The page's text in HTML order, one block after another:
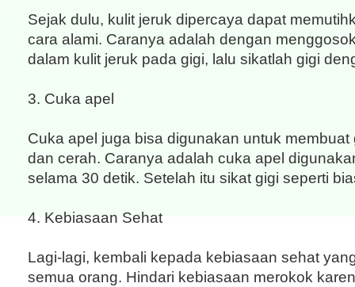
Sejak dulu, kulit jeruk dipercaya dapat
cara alami. Caranya adalah dengan
dalam kulit jeruk pada gigi, lalu sikatlah gigi
3. Cuka apel
Cuka apel juga bisa digunakan untuk membuat
dan cerah. Caranya adalah cuka apel
selama 30 detik. Setelah itu sikat gigi seperti
4. Kebiasaan Sehat
Lagi-lagi, kembali kepada kebiasaan sehat
semua orang. Hindari kebiasaan merokok